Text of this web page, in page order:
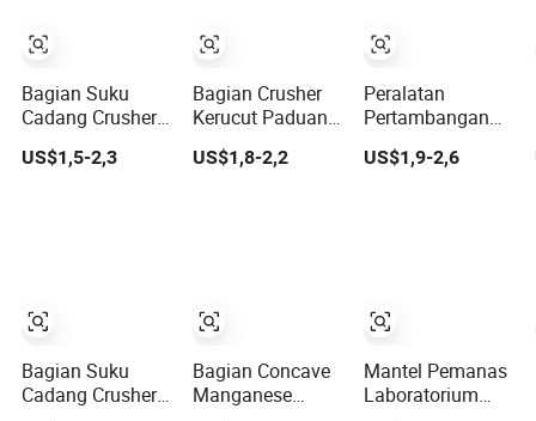
Bagian Suku
Cadang Crusher
Kerucut
Pelindung
US$1,5-2,3
Bagian Suku
Cadang Crusher
Bagian Crusher
Kerucut Paduan
Mangan Tinggi
HP400 Concave
US$1,8-2,2
Bagian Concave
Manganese
Peralatan
Pertambangan
Bagian Aus
Mantel dan
US$1,9-2,6
Mantel Pemanas
Laboratorium